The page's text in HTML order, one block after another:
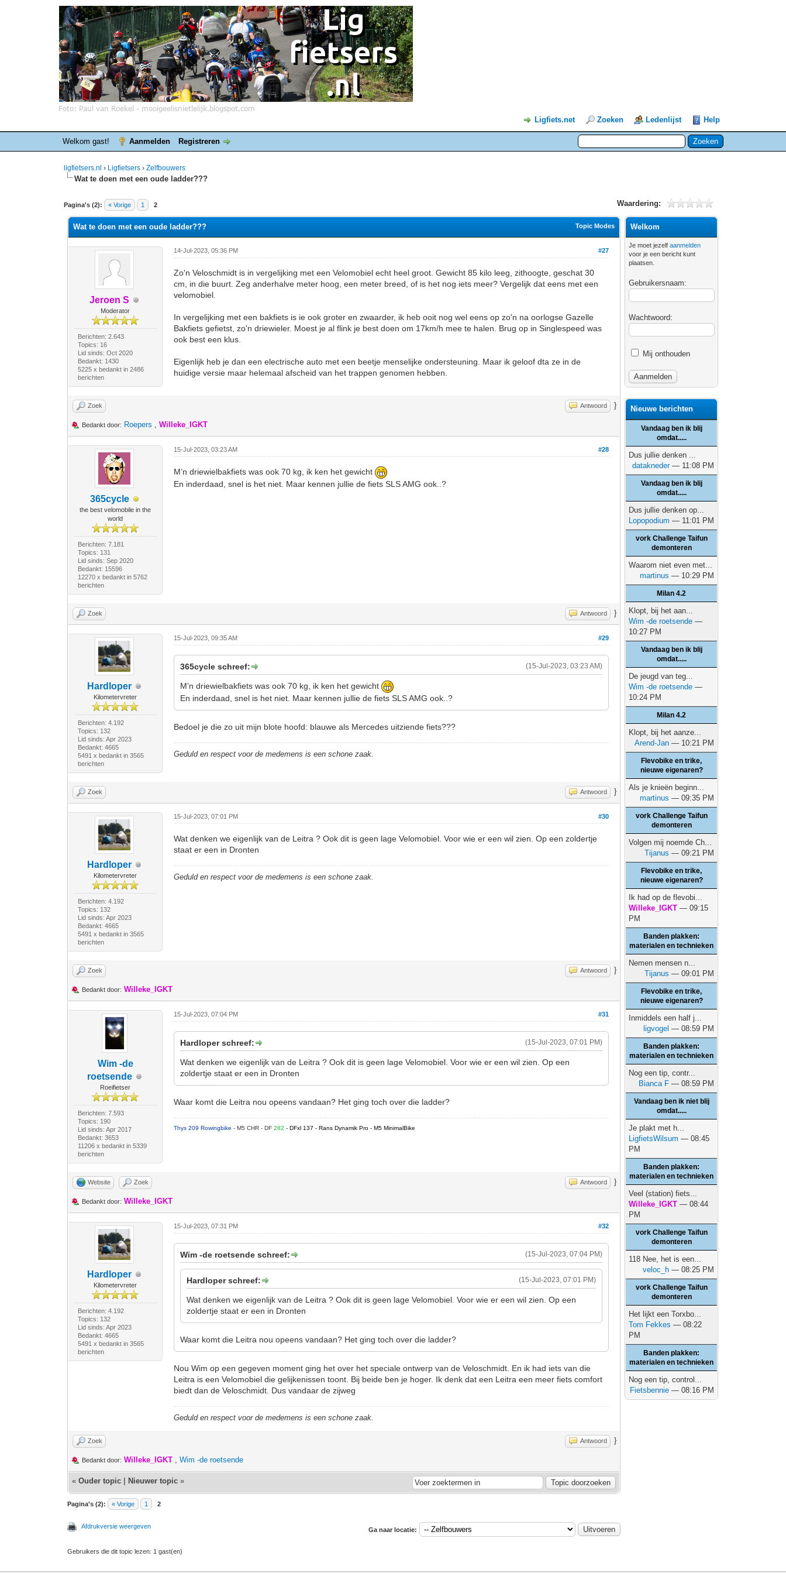
Ligfiets.net Zoeken Ledenlijst Help
Welkom gast! Aanmelden Registreren
ligfietsers.nl › Ligfietsers ›Zelfbouwers
Wat te doen met een oude ladder???
Pagina's (2): « Vorige 1 2 Waardering:
0 stemmen - gemiddelde waardering is 0
1
2
3
4
5
Topic Modes
Wat te doen met een oude ladder???
Jeroen S
Moderator
Berichten: 2.643
Topics: 16
Lid sinds: Oct 2020
Bedankt: 1430
5225 x bedankt in 2486
berichten
#27
14-Jul-2023, 05:36 PM
Zo'n Veloschmidt is in vergelijking met een Velomobiel echt heel groot. Gewicht 85 kilo leeg, zithoogte, geschat 30
cm, in die buurt. Zeg anderhalve meter hoog, een meter breed, of is het nog iets meer? Vergelijk dat eens met een
velomobiel.
In vergelijking met een bakfiets is ie ook groter en zwaarder, ik heb ooit nog wel eens op zo'n na oorlogse Gazelle
Bakfiets gefietst, zo'n driewieler. Moest je al flink je best doen om 17km/h mee te halen. Brug op in Singlespeed was
ook best een klus.
Eigenlijk heb je dan een electrische auto met een beetje menselijke ondersteuning. Maar ik geloof dta ze in de
huidige versie maar helemaal afscheid van het trappen genomen hebben.
Zoek Antwoord }
Bedankt door: Roepers ,Willeke_IGKT
365cycle
the best velomobile in the
world
Berichten: 7.181
Topics: 131
Lid sinds: Sep 2020
Bedankt: 15596
12270 x bedankt in 5762
berichten
#28
15-Jul-2023, 03:23 AM
M’n driewielbakfiets was ook 70 kg, ik ken het gewicht
En inderdaad, snel is het niet. Maar kennen jullie de fiets SLS AMG ook..?
Zoek Antwoord }
Hardloper
Kilometervreter
Berichten: 4.192
Topics: 132
Lid sinds: Apr 2023
Bedankt: 4665
5491 x bedankt in 3565
berichten
#29
15-Jul-2023, 09:35 AM
(15-Jul-2023, 03:23 AM)
365cycle schreef:
M’n driewielbakfiets was ook 70 kg, ik ken het gewicht
En inderdaad, snel is het niet. Maar kennen jullie de fiets SLS AMG ook..?
Bedoel je die zo uit mijn blote hoofd: blauwe als Mercedes uitziende fiets???
Geduld en respect voor de medemens is een schone zaak.
Zoek Antwoord }
Hardloper
Kilometervreter
Berichten: 4.192
Topics: 132
Lid sinds: Apr 2023
Bedankt: 4665
5491 x bedankt in 3565
berichten
#30
15-Jul-2023, 07:01 PM
Wat denken we eigenlijk van de Leitra ? Ook dit is geen lage Velomobiel. Voor wie er een wil zien. Op een zoldertje
staat er een in Dronten
Geduld en respect voor de medemens is een schone zaak.
Zoek Antwoord }
Bedankt door: Willeke_IGKT
Wim -de
roetsende
Roeifietser
Berichten: 7.593
Topics: 190
Lid sinds: Apr 2017
Bedankt: 3653
11206 x bedankt in 5339
berichten
#31
15-Jul-2023, 07:04 PM
(15-Jul-2023, 07:01 PM)
Hardloper schreef:
Wat denken we eigenlijk van de Leitra ? Ook dit is geen lage Velomobiel. Voor wie er een wil zien. Op een
zoldertje staat er een in Dronten
Waar komt die Leitra nou opeens vandaan? Het ging toch over die ladder?
Thys 209 Rowingbike- M5 CHR - DF282- DFxl 137 - Rans Dynamik Pro - M5 MinimalBike
Website Zoek Antwoord }
Bedankt door: Willeke_IGKT
Hardloper
Kilometervreter
Berichten: 4.192
Topics: 132
Lid sinds: Apr 2023
Bedankt: 4665
5491 x bedankt in 3565
berichten
#32
15-Jul-2023, 07:31 PM
(15-Jul-2023, 07:04 PM)
Wim -de roetsende schreef:
(15-Jul-2023, 07:01 PM)
Hardloper schreef:
Wat denken we eigenlijk van de Leitra ? Ook dit is geen lage Velomobiel. Voor wie er een wil zien. Op een
zoldertje staat er een in Dronten
Waar komt die Leitra nou opeens vandaan? Het ging toch over die ladder?
Nou Wim op een gegeven moment ging het over het speciale ontwerp van de Veloschmidt. En ik had iets van die
Leitra is een Velomobiel die gelijkenissen toont. Bij beide ben je hoger. Ik denk dat een Leitra een meer fiets comfort
biedt dan de Veloschmidt. Dus vandaar de zijweg
Geduld en respect voor de medemens is een schone zaak.
Zoek Antwoord }
Bedankt door: Willeke_IGKT ,Wim -de roetsende
«Ouder topic Nieuwer topic »
Pagina's (2): « Vorige 1 2
Afdrukversie weergeven Ga naar locatie:
Gebruikers die dit topic lezen: 1 gast(en)
Welkom
Je moet jezelfaanmelden
voor je een bericht kunt
plaatsen.
Gebruikersnaam:
Wachtwoord:
Mij onthouden
Nieuwe berichten
Vandaag ben ik blij
omdat.....
Dus jullie denken ...
datakneder— 11:08 PM
Vandaag ben ik blij
omdat.....
Dus jullie denken op...
Lopopodium — 11:01 PM
vork Challenge Taifun
demonteren
Waarom niet even met...
martinus — 10:29 PM
Milan 4.2
Klopt, bij het aan...
Wim -de roetsende —
10:27 PM
Vandaag ben ik blij
omdat.....
De jeugd van teg...
Wim -de roetsende —
10:24 PM
Milan 4.2
Klopt, bij het aanze...
Arend-Jan — 10:21 PM
Flevobike en trike,
nieuwe eigenaren?
Als je knieën beginn...
martinus — 09:35 PM
vork Challenge Taifun
demonteren
Volgen mij noemde Ch...
Tijanus — 09:21 PM
Flevobike en trike,
nieuwe eigenaren?
Ik had op de flevobi...
Willeke_IGKT — 09:15
PM
Banden plakken:
materialen en technieken
Nemen mensen n...
Tijanus — 09:01 PM
Flevobike en trike,
nieuwe eigenaren?
Inmiddels een half j...
ligvogel — 08:59 PM
Banden plakken:
materialen en technieken
Nog een tip, contr...
Bianca F — 08:59 PM
Vandaag ben ik niet blij
omdat.....
Je plakt met h...
LigfietsWilsum — 08:45
PM
Banden plakken:
materialen en technieken
Veel (station) fiets...
Willeke_IGKT — 08:44
PM
vork Challenge Taifun
demonteren
118 Nee, het is een...
veloc_h — 08:25 PM
vork Challenge Taifun
demonteren
Het lijkt een Torxbo...
Tom Fekkes — 08:22
PM
Banden plakken:
materialen en technieken
Nog een tip, control...
Fietsbennie — 08:16 PM